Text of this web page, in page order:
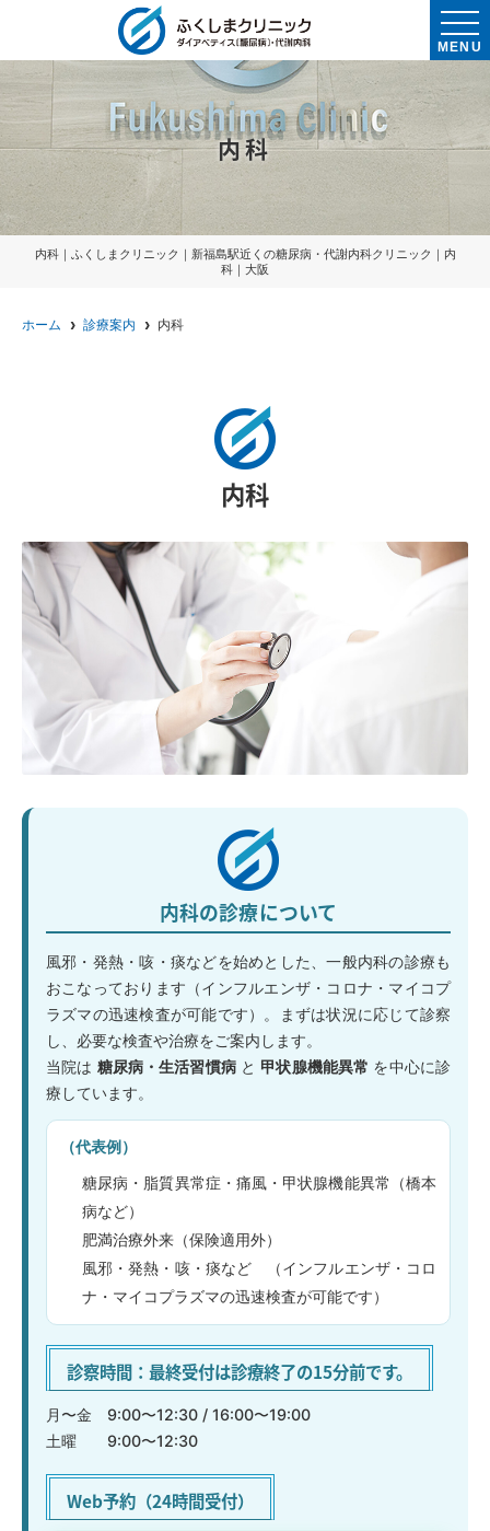
MENU
内科
内科｜ふくしまクリニック｜新福島駅近くの糖尿病・代謝内科クリニック｜内
科｜大阪
ホーム 診療案内 内科
内科
内科の診療について
風邪・発熱・咳・痰などを始めとした、一般内科の診療も
おこなっております（インフルエンザ・コロナ・マイコプ
ラズマの迅速検査が可能です）。まずは状況に応じて診察
し、必要な検査や治療をご案内します。
当院は 糖尿病・生活習慣病と 甲状腺機能異常 を中心に診
療しています。
（代表例）
糖尿病・脂質異常症・痛風・甲状腺機能異常（橋本
病など）
肥満治療外来（保険適用外）
風邪・発熱・咳・痰など （インフルエンザ・コロ
ナ・マイコプラズマの迅速検査が可能です）
診察時間：最終受付は診療終了の15分前です。
月〜金 9:00〜12:30 / 16:00〜19:00
土曜 9:00〜12:30
Web予約（24時間受付）